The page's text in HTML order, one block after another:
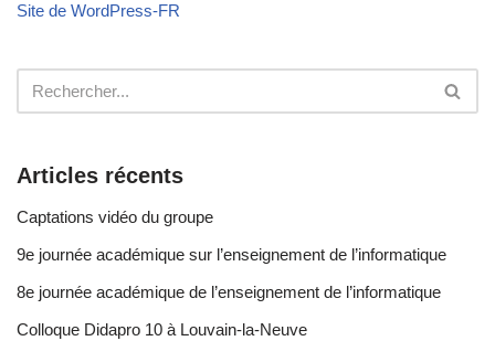
Site de WordPress-FR
Articles récents
Captations vidéo du groupe
9e journée académique sur l’enseignement de l’informatique
8e journée académique de l’enseignement de l’informatique
Colloque Didapro 10 à Louvain-la-Neuve